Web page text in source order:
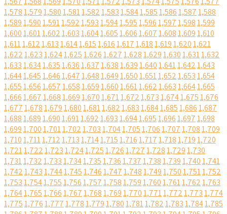
1,5781,5791,5801,5811,5821,5831,5841,5851,5861,5871,588
1,5891,5901,5911,5921,5931,5941,5951,5961,5971,5981,599
1,6001,6011,6021,6031,6041,6051,6061,6071,6081,6091,610
1,6111,6121,6131,6141,6151,6161,6171,6181,6191,6201,621
1,6221,6231,6241,6251,6261,6271,6281,6291,6301,6311,632
1,6331,6341,6351,6361,6371,6381,6391,6401,6411,6421,643
1,6441,6451,6461,6471,6481,6491,6501,6511,6521,6531,654
1,6551,6561,6571,6581,6591,6601,6611,6621,6631,6641,665
1,6661,6671,6681,6691,6701,6711,6721,6731,6741,6751,676
1,6771,6781,6791,6801,6811,6821,6831,6841,6851,6861,687
1,6881,6891,6901,6911,6921,6931,6941,6951,6961,6971,698
1,6991,7001,7011,7021,7031,7041,7051,7061,7071,7081,709
1,7101,7111,7121,7131,7141,7151,7161,7171,7181,7191,720
1,7211,7221,7231,7241,7251,7261,7271,7281,7291,730
1,7311,7321,7331,7341,7351,7361,7371,7381,7391,7401,741
1,7421,7431,7441,7451,7461,7471,7481,7491,7501,7511,752
1,7531,7541,7551,7561,7571,7581,7591,7601,7611,7621,763
1,7641,7651,7661,7671,7681,7691,7701,7711,7721,7731,774
1,7751,7761,7771,7781,7791,7801,7811,7821,7831,7841,785